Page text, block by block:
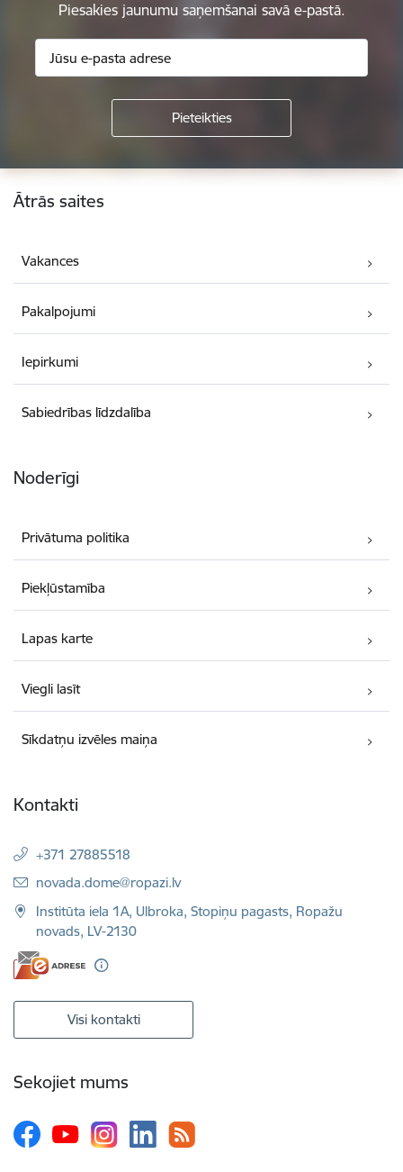
Piesakies jaunumu saņemšanai savā e-pastā.
Kājene
Ātrās saites
Vakances
Pakalpojumi
Iepirkumi
Sabiedrības līdzdalība
Noderīgi
Privātuma politika
Piekļūstamība
Lapas karte
Viegli lasīt
Sīkdatņu izvēles maiņa
Kontakti
+371 27885518
E-pasts:
novada.dome@ropazi.lv
Institūta iela 1A, Ulbroka, Stopiņu pagasts, Ropažu
novads, LV-2130
Visi kontakti
Sekojiet mums